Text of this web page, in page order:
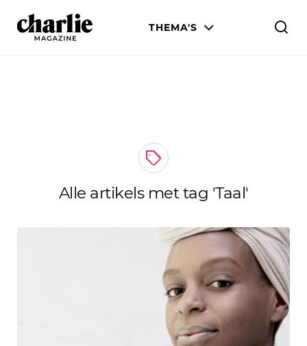
THEMA'S
WETENSCHAP & CULTUUR
Alle artikels met tag 'Taal'